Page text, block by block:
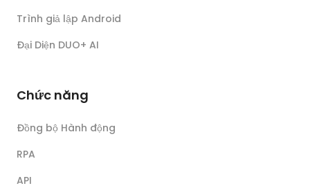
Trình giả lập Android
Đại Diện DUO+ AI
Chức năng
Đồng bộ Hành động
RPA
API